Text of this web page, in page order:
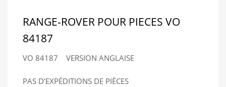
RANGE-ROVER POUR PIECES VO
84187
VO 84187 VERSION ANGLAISE
PAS D’EXPÉDITIONS DE PIÈCES